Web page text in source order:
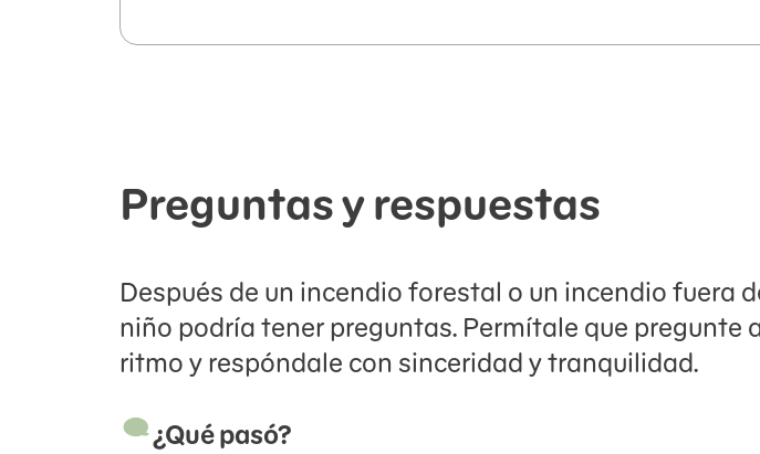
Preguntas y respuestas
Después de un incendio forestal o un incendio fuera
niño podría tener preguntas. Permítale que pregunte
ritmo y respóndale con sinceridad y tranquilidad.
¿Qué pasó?